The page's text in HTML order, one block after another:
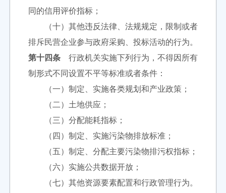
同的信用评价指标；
（十）其他违反法律、法规规定，限制或者
排斥民营企业参与政府采购、投标活动的行为。
第十四条 行政机关实施下列行为，不得因所有
制形式不同设置不平等标准或者条件：
（一）制定、实施各类规划和产业政策；
（二）土地供应；
（三）分配能耗指标；
（四）制定、实施污染物排放标准；
（五）制定、分配主要污染物排污权指标；
（六）实施公共数据开放；
（七）其他资源要素配置和行政管理行为。